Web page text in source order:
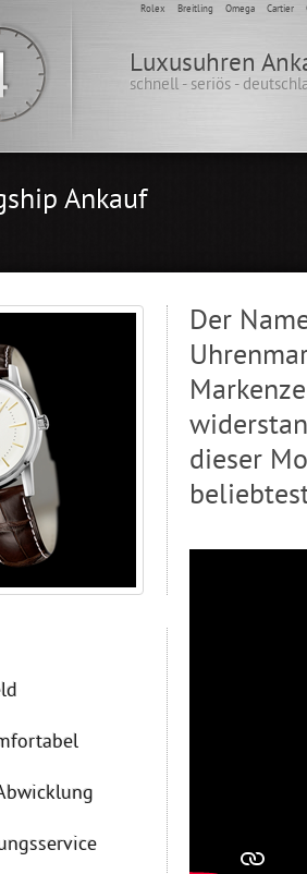
Rolex Breitling Omega Cartier
Luxusuhren
schnell - seriös -
Ankauf
Der
dieser